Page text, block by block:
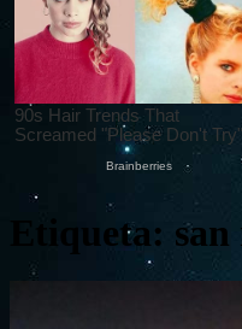
Etiqueta: